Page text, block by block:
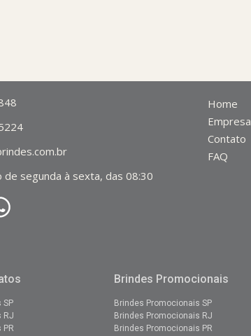
de segunda à sexta, das 08:30
Home
Empresa
Contato
FAQ
SP
RJ
PR
Brindes Promocionais
Brindes Promocionais SP
Brindes Promocionais RJ
Brindes Promocionais PR